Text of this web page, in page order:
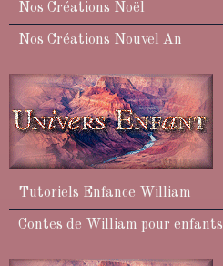
Nos Créations Noël
Nos Créations Nouvel An
Tutoriels Enfance William
Contes de William pour enfants